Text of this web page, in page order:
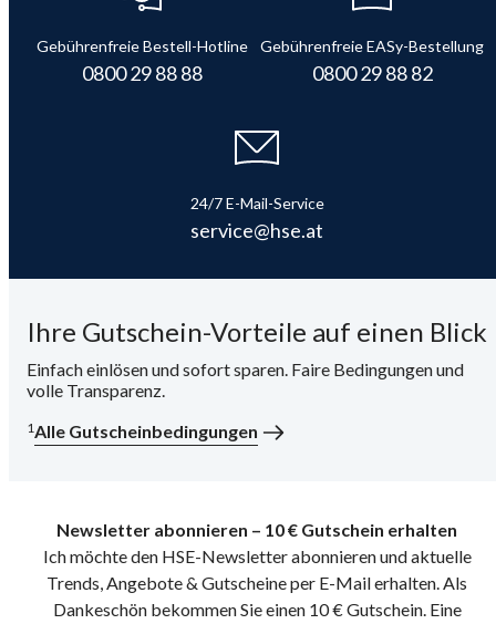
Gebührenfreie Bestell-Hotline
0800 29 88 88
Gebührenfreie EASy-Bestellung
0800 29 88 82
24/7 E-Mail-Service
service@hse.at
Ihre Gutschein-Vorteile auf einen Blick
Einfach einlösen und sofort sparen. Faire Bedingungen und
volle Transparenz.
1Alle Gutscheinbedingungen
Newsletter abonnieren – 10 € Gutschein erhalten
Ich möchte den HSE-Newsletter abonnieren und aktuelle
Trends, Angebote & Gutscheine per E-Mail erhalten. Als
Dankeschön bekommen Sie einen 10 € Gutschein. Eine